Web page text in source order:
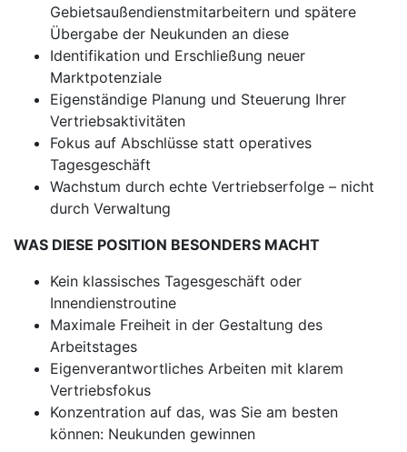
Gebietsaußendienstmitarbeitern und spätere
Übergabe der Neukunden an diese
Identifikation und Erschließung neuer
Marktpotenziale
Eigenständige Planung und Steuerung Ihrer
Vertriebsaktivitäten
Fokus auf Abschlüsse statt operatives
Tagesgeschäft
Wachstum durch echte Vertriebserfolge – nicht
durch Verwaltung
WAS DIESE POSITION BESONDERS MACHT
Kein klassisches Tagesgeschäft oder
Innendienstroutine
Maximale Freiheit in der Gestaltung des
Arbeitstages
Eigenverantwortliches Arbeiten mit klarem
Vertriebsfokus
Konzentration auf das, was Sie am besten
können: Neukunden gewinnen